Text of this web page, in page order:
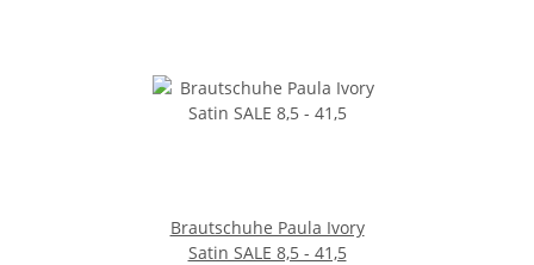
Brautschuhe Paula Ivory
Satin SALE 8,5 - 41,5